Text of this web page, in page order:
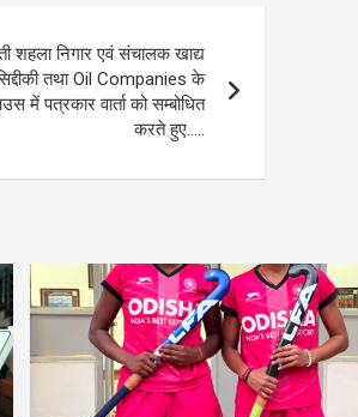
शहला निगार एवं संचालक खाद्य
तथा Oil Companies के
में पत्रकार वार्ता को सम्बोधित
करते हुए…..